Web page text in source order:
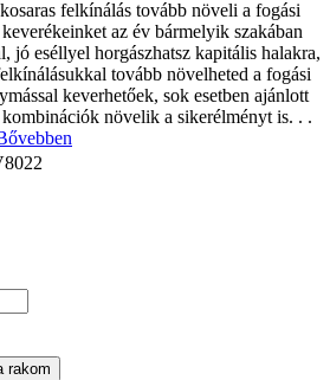
felkínálás tovább növeli a fogási
az év bármelyik szakában
jó eséllyel horgászhatsz kapitális halakra,
tovább növelheted a fogási
keverhetőek, sok esetben ajánlott
növelik a sikerélményt is. . .
rakom